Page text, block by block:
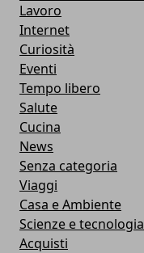
Lavoro
Internet
Curiosità
Eventi
Tempo libero
Salute
Cucina
News
Senza categoria
Viaggi
Casa e Ambiente
Scienze e tecnologia
Acquisti